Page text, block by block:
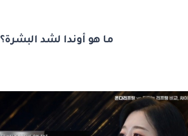
ما هو أوندا لشد البشرة؟